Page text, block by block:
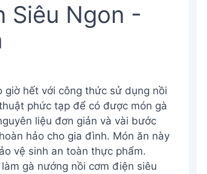
Siêu Ngon -
hết với công thức sử dụng nồi
phức tạp để có được món gà
liệu đơn giản và vài bước
hảo cho gia đình. Món ăn này
vệ sinh an toàn thực phẩm.
gà nướng nồi cơm điện siêu